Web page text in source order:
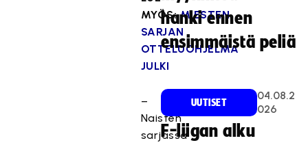
MYÖS:MIESTEN
SARJAN
OTTELUOHJELMA
JULKI
–
Naisten
sarjassa
hanki ennen
ensimmäistä peliä
UUTISET
04.08.2
026
F-liigan alku